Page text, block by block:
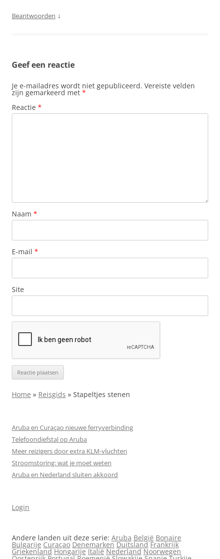
Beantwoorden ↓
Geef een reactie
Je e-mailadres wordt niet gepubliceerd. Vereiste velden
zijn gemarkeerd met *
Reactie *
Naam *
E-mail *
Site
Home » Reisgids » Stapeltjes stenen
Aruba en Curaçao nieuwe ferryverbinding
Telefoondiefstal op Aruba
Meer reizigers door extra KLM-vluchten
Stroomstoring: wat je moet weten
Aruba en Nederland sluiten akkoord
Login
Andere landen uit deze serie: Aruba België Bonaire
Bulgarije Curaçao Denemarken Duitsland Frankrijk
Griekenland Hongarije Italië Nederland Noorwegen